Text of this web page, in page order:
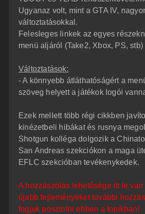
Ugyanaz volt, mint a GTA IV,
változtatásokkal.
Felesleges linkek az egyes
menü aljáról (Take2, Xbox, PS, stb)
Változtatások:
- A könnyebb átláthatóságért a
szöveg helyett a játékok logói
Ezek mellett több régi cikkben
kinézetbeli hibákat és rusnya
Shotgun kolléga dolgozik a
San Andreas szekciókon a maga
EFLC szekcióban tevékenykedek.
A hozzászólás lehetősége itt le van
újabb fejleményeket további
fogjuk posztolni ebben a topikban!